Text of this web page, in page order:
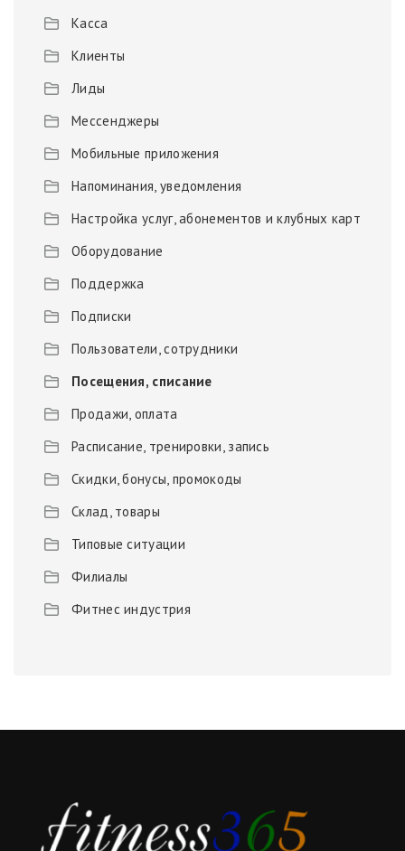
Касса
Клиенты
Лиды
Мессенджеры
Мобильные приложения
Напоминания, уведомления
Настройка услуг, абонементов и клубных карт
Оборудование
Поддержка
Подписки
Пользователи, сотрудники
Посещения, списание
Продажи, оплата
Расписание, тренировки, запись
Скидки, бонусы, промокоды
Склад, товары
Типовые ситуации
Филиалы
Фитнес индустрия